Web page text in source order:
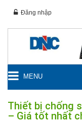
Đăng nhập
MENU
Thiết bị chống
– Giá tốt nhất